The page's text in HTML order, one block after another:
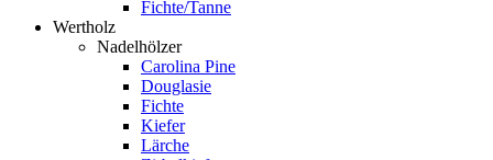
Fichte/Tanne
Wertholz
Nadelhölzer
Carolina Pine
Douglasie
Fichte
Kiefer
Lärche